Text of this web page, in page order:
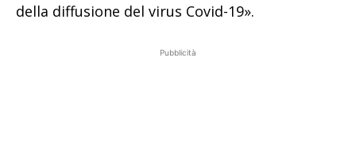
della diffusione del virus Covid-19».
Pubblicità